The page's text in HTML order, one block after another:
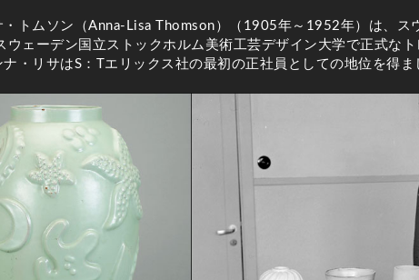
・トムソン（Anna-Lisa Thomson）（1905年～1952年）は、ス
ウェーデン国立ストックホルム美術工芸デザイン大学で正式な
・リサはS：Tエリックス社の最初の正社員としての地位を得ま